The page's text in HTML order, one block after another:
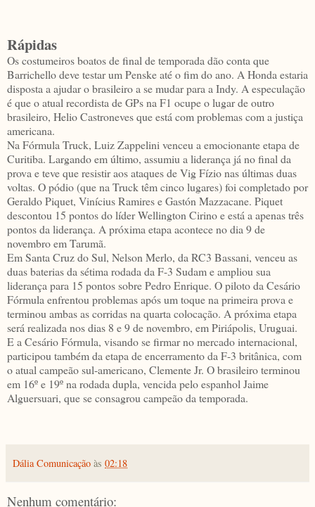
Rápidas
Os costumeiros boatos de final de temporada dão conta que
Barrichello deve testar um Penske até o fim do ano. A Honda estaria
disposta a ajudar o brasileiro a se mudar para a Indy. A especulação
é que o atual recordista de GPs na F1 ocupe o lugar de outro
brasileiro, Helio Castroneves que está com problemas com a justiça
americana.
Na Fórmula Truck, Luiz Zappelini venceu a emocionante etapa de
Curitiba. Largando em último, assumiu a liderança já no final da
prova e teve que resistir aos ataques de Vig Fízio nas últimas duas
voltas. O pódio (que na Truck têm cinco lugares) foi completado por
Geraldo Piquet, Vinícius Ramires e Gastón Mazzacane. Piquet
descontou 15 pontos do líder Wellington Cirino e está a apenas três
pontos da liderança. A próxima etapa acontece no dia 9 de
novembro em Tarumã.
Em Santa Cruz do Sul, Nelson Merlo, da RC3 Bassani, venceu as
duas baterias da sétima rodada da F-3 Sudam e ampliou sua
liderança para 15 pontos sobre Pedro Enrique. O piloto da Cesário
Fórmula enfrentou problemas após um toque na primeira prova e
terminou ambas as corridas na quarta colocação. A próxima etapa
será realizada nos dias 8 e 9 de novembro, em Piriápolis, Uruguai.
E a Cesário Fórmula, visando se firmar no mercado internacional,
participou também da etapa de encerramento da F-3 britânica, com
o atual campeão sul-americano, Clemente Jr. O brasileiro terminou
em 16º e 19º na rodada dupla, vencida pelo espanhol Jaime
Alguersuari, que se consagrou campeão da temporada.
Dália Comunicação às 02:18
Nenhum comentário: